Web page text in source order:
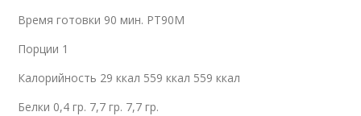
Время готовки 90 мин. PT90M
Порции 1
Калорийность 29 ккал 559 ккал 559 ккал
Белки 0,4 гр. 7,7 гр. 7,7 гр.